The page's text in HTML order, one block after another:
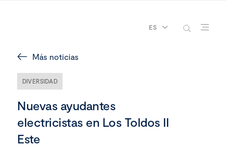
ES
Más noticias
DIVERSIDAD
Nuevas ayudantes
electricistas en Los Toldos II
Este